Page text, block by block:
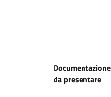
Documentazione
da presentare